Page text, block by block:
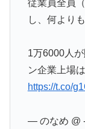
従業員全員
し、何より
1万6000人
ン企業上場
https://t.co/
— のなめ @